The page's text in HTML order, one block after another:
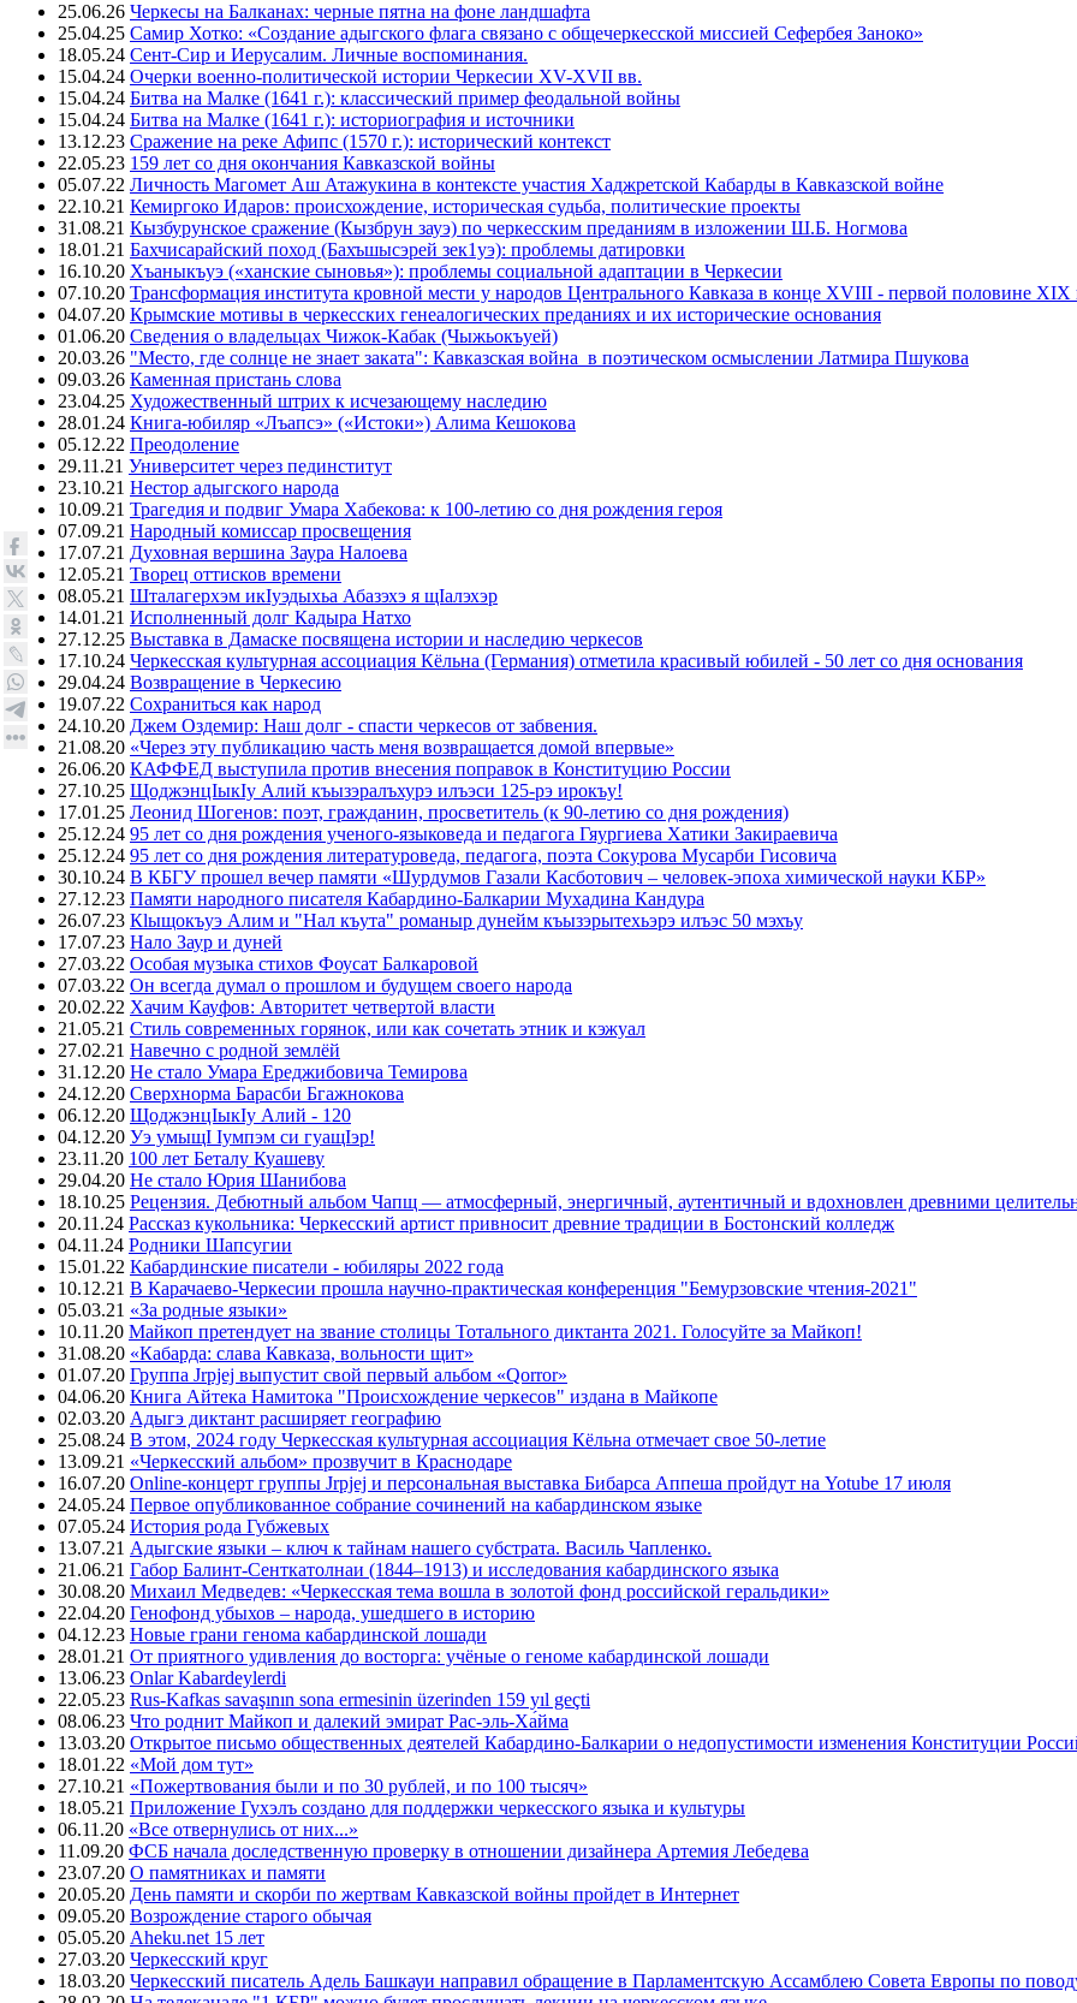
25.06.26 Черкесы на Балканах: черные пятна на фоне ландшафта
25.04.25 Самир Хотко: «Создание адыгского флага связано с общечеркесской миссией Сефербея Заноко»
18.05.24 Сент-Сир и Иерусалим. Личные воспоминания.
15.04.24 Очерки военно-политической истории Черкесии XV-XVII вв.
15.04.24 Битва на Малке (1641 г.): классический пример феодальной войны
15.04.24 Битва на Малке (1641 г.): историография и источники
13.12.23 Сражение на реке Афипс (1570 г.): исторический контекст
22.05.23 159 лет со дня окончания Кавказской войны
05.07.22 Личность Магомет Аш Атажукина в контексте участия Хаджретской Кабарды в Кавказской войне
22.10.21 Кемиргоко Идаров: происхождение, историческая судьба, политические проекты
31.08.21 Кызбурунское сражение (Кызбрун зауэ) по черкесским преданиям в изложении Ш.Б. Ногмова
18.01.21 Бахчисарайский поход (Бахъшысэрей зек1уэ): проблемы датировки
16.10.20 Хъаныкъуэ («ханские сыновья»): проблемы социальной адаптации в Черкесии
07.10.20 Трансформация института кровной мести у народов Центрального Кавказа в конце XVIII - первой половине
04.07.20 Крымские мотивы в черкесских генеалогических преданиях и их исторические основания
01.06.20 Сведения о владельцах Чижок-Кабак (Чыжьокъуей)
20.03.26 "Место, где солнце не знает заката": Кавказская война в поэтическом осмыслении Латмира Пшукова
09.03.26 Каменная пристань слова
23.04.25 Художественный штрих к исчезающему наследию
28.01.24 Книга-юбиляр «Лъапсэ» («Истоки») Алима Кешокова
05.12.22 Преодоление
29.11.21 Университет через пединститут
23.10.21 Нестор адыгского народа
10.09.21 Трагедия и подвиг Умара Хабекова: к 100-летию со дня рождения героя
07.09.21 Народный комиссар просвещения
17.07.21 Духовная вершина Заура Налоева
12.05.21 Творец оттисков времени
08.05.21 Шталагерхэм икIуэдыхьа Абазэхэ я щIалэхэр
14.01.21 Исполненный долг Кадыра Натхо
27.12.25 Выставка в Дамаске посвящена истории и наследию черкесов
17.10.24 Черкесская культурная ассоциация Кёльна (Германия) отметила красивый юбилей - 50 лет со дня основания
29.04.24 Возвращение в Черкесию
19.07.22 Сохраниться как народ
24.10.20 Джем Оздемир: Наш долг - спасти черкесов от забвения.
21.08.20 «Через эту публикацию часть меня возвращается домой впервые»
26.06.20 КАФФЕД выступила против внесения поправок в Конституцию России
27.10.25 ЩоджэнцIыкIу Алий къызэралъхурэ илъэси 125-рэ ирокъу!
17.01.25 Леонид Шогенов: поэт, гражданин, просветитель (к 90-летию со дня рождения)
25.12.24 95 лет со дня рождения ученого-языковеда и педагога Гяургиева Хатики Закираевича
25.12.24 95 лет со дня рождения литературоведа, педагога, поэта Сокурова Мусарби Гисовича
30.10.24 В КБГУ прошел вечер памяти «Шурдумов Газали Касботович – человек-эпоха химической науки КБР»
27.12.23 Памяти народного писателя Кабардино-Балкарии Мухадина Кандура
26.07.23 Кlыщокъуэ Алим и "Нал къута" романыр дунейм къызэрытехьэрэ илъэс 50 мэхъу
17.07.23 Нало Заур и дуней
27.03.22 Особая музыка стихов Фоусат Балкаровой
07.03.22 Он всегда думал о прошлом и будущем своего народа
20.02.22 Хачим Кауфов: Авторитет четвертой власти
21.05.21 Стиль современных горянок, или как сочетать этник и кэжуал
27.02.21 Навечно с родной землёй
31.12.20 Не стало Умара Ереджибовича Темирова
24.12.20 Сверхнорма Барасби Бгажнокова
06.12.20 ЩоджэнцIыкIу Алий - 120
04.12.20 Уэ умыщI Iумпэм си гуащIэр!
23.11.20 100 лет Беталу Куашеву
29.04.20 Не стало Юрия Шанибова
18.10.25 Рецензия. Дебютный альбом Чапщ — атмосферный, энергичный, аутентичный и вдохновлен древними
20.11.24 Рассказ кукольника: Черкесский артист привносит древние традиции в Бостонский колледж
04.11.24 Родники Шапсугии
15.01.22 Кабардинские писатели - юбиляры 2022 года
10.12.21 В Карачаево-Черкесии прошла научно-практическая конференция "Бемурзовские чтения-2021"
05.03.21 «За родные языки»
10.11.20 Майкоп претендует на звание столицы Тотального диктанта 2021. Голосуйте за Майкоп!
31.08.20 «Кабарда: слава Кавказа, вольности щит»
01.07.20 Группа Jrpjej выпустит свой первый альбом «Qorror»
04.06.20 Книга Айтека Намитока "Происхождение черкесов" издана в Майкопе
02.03.20 Адыгэ диктант расширяет географию
25.08.24 В этом, 2024 году Черкесская культурная ассоциация Кёльна отмечает свое 50-летие
13.09.21 «Черкесский альбом» прозвучит в Краснодаре
16.07.20 Online-концерт группы Jrpjej и персональная выставка Бибарса Аппеша пройдут на Yotube 17 июля
24.05.24 Первое опубликованное собрание сочинений на кабардинском языке
07.05.24 История рода Губжевых
13.07.21 Адыгские языки – ключ к тайнам нашего субстрата. Василь Чапленко.
21.06.21 Габор Балинт-Сенткатолнаи (1844–1913) и исследования кабардинского языка
30.08.20 Михаил Медведев: «Черкесская тема вошла в золотой фонд российской геральдики»
22.04.20 Генофонд убыхов – народа, ушедшего в историю
04.12.23 Новые грани генома кабардинской лошади
28.01.21 От приятного удивления до восторга: учёные о геноме кабардинской лошади
13.06.23 Onlar Kabardeylerdi
22.05.23 Rus-Kafkas savaşının sona ermesinin üzerinden 159 yıl geçti
08.06.23 Что роднит Майкоп и далекий эмират Рас-эль-Ха́йма
13.03.20 Открытое письмо общественных деятелей Кабардино-Балкарии о недопустимости изменения Конституции
18.01.22 «Мой дом тут»
27.10.21 «Пожертвования были и по 30 рублей, и по 100 тысяч»
18.05.21 Приложение Гухэлъ создано для поддержки черкесского языка и культуры
06.11.20 «Все отвернулись от них...»
11.09.20 ФСБ начала доследственную проверку в отношении дизайнера Артемия Лебедева
23.07.20 О памятниках и памяти
20.05.20 День памяти и скорби по жертвам Кавказской войны пройдет в Интернет
09.05.20 Возрождение старого обычая
05.05.20 Aheku.net 15 лет
27.03.20 Черкесский круг
18.03.20 Черкесский писатель Адель Башкауи направил обращение в Парламентскую Ассамблею Совета Европы по